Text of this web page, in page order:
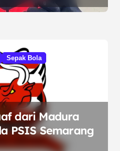
Sepak Bola
dari Madura
PSIS Semarang